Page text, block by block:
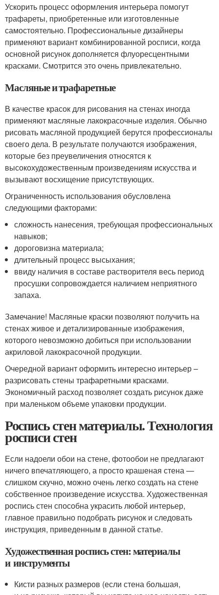
Ускорить процесс оформления интерьера помогут
трафареты, приобретенные или изготовленные
самостоятельно. Профессиональные дизайнеры
применяют вариант комбинированной росписи, когда
основной рисунок дополняется флуоресцентными
красками. Смотрится это очень привлекательно.
Масляные и трафаретные
В качестве красок для рисования на стенах иногда
применяют масляные лакокрасочные изделия. Обычно
рисовать масляной продукцией берутся профессионалы
своего дела. В результате получаются изображения,
которые без преувеличения относятся к
высокохудожественным произведениям искусства и
вызывают восхищение присутствующих.
Ограниченность использования обусловлена
следующими факторами:
сложность нанесения, требующая профессиональных
навыков;
дороговизна материала;
длительный процесс высыхания;
ввиду наличия в составе растворителя весь период
просушки сопровождается наличием неприятного
запаха.
Замечание! Масляные краски позволяют получить на
стенах живое и детализированные изображения,
которого невозможно добиться при использовании
акриловой лакокрасочной продукции.
Очередной вариант оформить интересно интерьер –
разрисовать стены трафаретными красками.
Экономичный расход позволяет создать рисунок даже
при маленьком объеме упаковки продукции.
Роспись стен материалы. Технология
росписи стен
Если надоели обои на стене, фотообои не предлагают
ничего впечатляющего, а просто крашеная стена —
слишком скучно, можно очень легко создать на стене
собственное произведение искусства. Художественная
роспись стен способна украсить любой интерьер,
главное правильно подобрать рисунок и следовать
инструкция, приведенным в данной статье.
Художественная роспись стен: материалы
и инструменты
Кисти разных размеров (если стена большая,